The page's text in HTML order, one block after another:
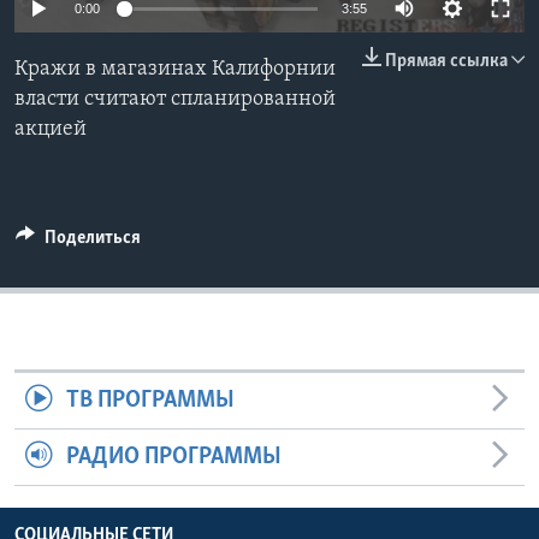
СОЦИАЛЬНЫЕ СЕТИ
0:00 3:55
Прямая ссылка
Кражи в магазинах Калифорнии
власти считают спланированной
акцией
Поделиться
ТВ ПРОГРАММЫ
РАДИО ПРОГРАММЫ